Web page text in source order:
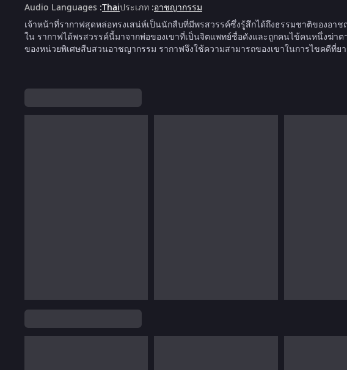
Audio Languages :Thaiประเภท :อาชญากรรม
เจ้าหน้าที่รากาฟสุดหล่อทรงเสน่ห์เป็นนักสืบที่มีพรสวรรค์ซึ่งรู้สึกได้ถึงธรรมชาติของอาช
ใน รากาฟได้พรสวรรค์นี้มาจากพ่อของเขาที่เป็นจิตแพทย์ชื่อดังและถูกคนไข้คนหนึ่งฆ่า
ของหน่วยพิเศษสืบสวนอาชญากรรม รากาฟจึงใช้ความสามารถของเขาในการไขคดีที่